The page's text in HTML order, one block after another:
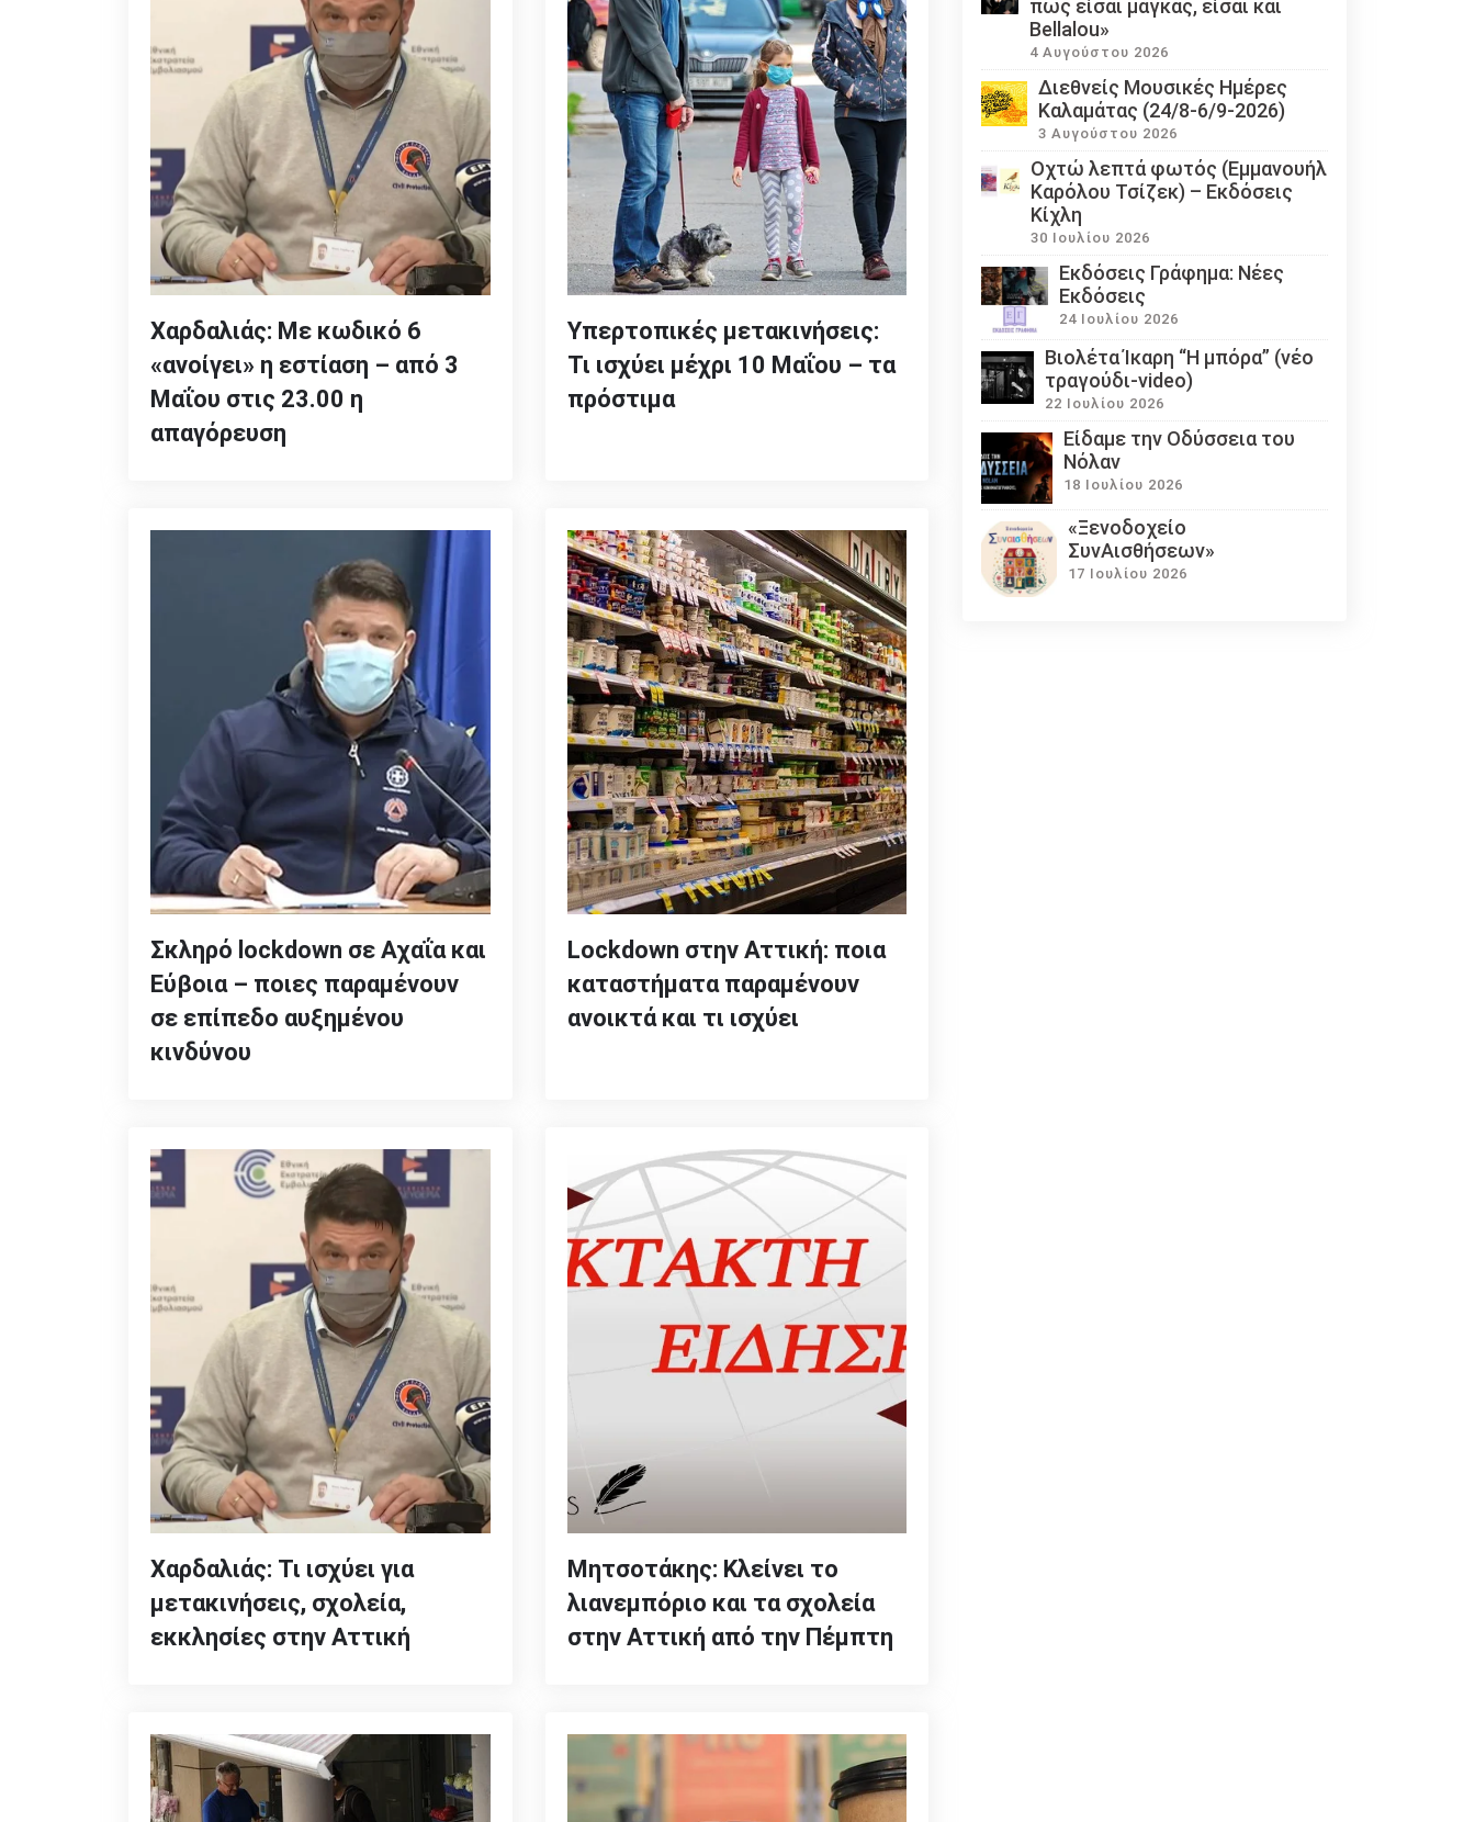
Χαρδαλιάς: Με κωδικό 6
«ανοίγει» η εστίαση – από 3
Μαΐου στις 23.00 η
απαγόρευση
Υπερτοπικές μετακινήσεις:
Τι ισχύει μέχρι 10 Μαΐου – τα
πρόστιμα
Σκληρό lockdown σε Αχαΐα και
Εύβοια – ποιες παραμένουν
σε επίπεδο αυξημένου
κινδύνου
Lockdown στην Αττική: ποια
καταστήματα παραμένουν
ανοικτά και τι ισχύει
Χαρδαλιάς: Τι ισχύει για
μετακινήσεις, σχολεία,
εκκλησίες στην Αττική
Μητσοτάκης: Κλείνει το
λιανεμπόριο και τα σχολεία
στην Αττική από την Πέμπτη
πως είσαι μάγκας, είσαι και
Bellalou»
4 Αυγούστου 2026
Διεθνείς Μουσικές Ημέρες
Καλαμάτας (24/8-6/9-2026)
3 Αυγούστου 2026
Οχτώ λεπτά φωτός (Εμμανουήλ
Καρόλου Τσίζεκ) – Εκδόσεις
Κίχλη
30 Ιουλίου 2026
Εκδόσεις Γράφημα: Νέες
Εκδόσεις
24 Ιουλίου 2026
Βιολέτα Ίκαρη “Η μπόρα” (νέο
τραγούδι-video)
22 Ιουλίου 2026
Eίδαμε την Οδύσσεια του
Νόλαν
18 Ιουλίου 2026
«Ξενοδοχείο
ΣυνΑισθήσεων»
17 Ιουλίου 2026